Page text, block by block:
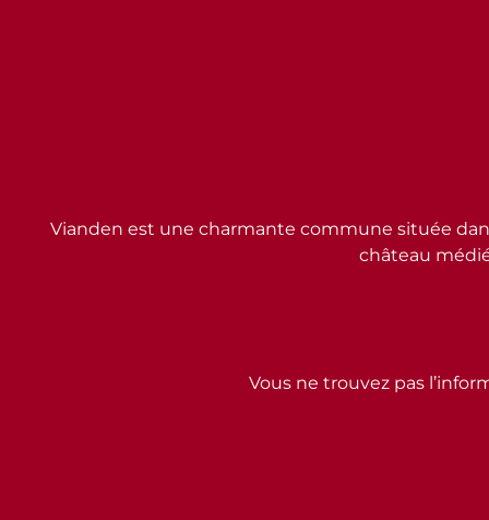
Vous ne trouvez pas
Vianden est une charmante commune située
château